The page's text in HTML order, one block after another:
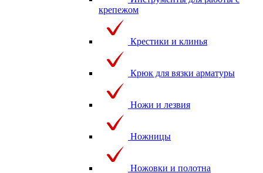
крепежом
Крестики и клинья
Крюк для вязки арматуры
Ножи и лезвия
Ножницы
Ножовки и полотна